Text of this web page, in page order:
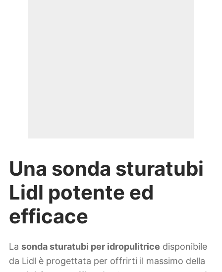
Una sonda sturatubi
Lidl potente ed
efficace
La sonda sturatubi per idropulitrice disponibile
da Lidl è progettata per offrirti il massimo della